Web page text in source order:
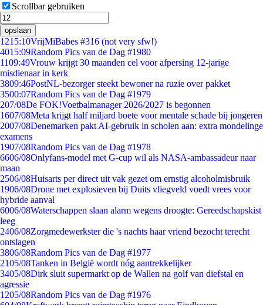
Scrollbar gebruiken
opslaan
1215:10VrijMiBabes #316 (not very sfw!)
4015:09Random Pics van de Dag #1980
1109:49Vrouw krijgt 30 maanden cel voor afpersing 12-jarige
misdienaar in kerk
3809:46PostNL-bezorger steekt bewoner na ruzie over pakket
3500:07Random Pics van de Dag #1979
207/08De FOK!Voetbalmanager 2026/2027 is begonnen
1607/08Meta krijgt half miljard boete voor mentale schade bij jongeren
2007/08Denemarken pakt AI-gebruik in scholen aan: extra mondelinge
examens
1907/08Random Pics van de Dag #1978
6606/08Onlyfans-model met G-cup wil als NASA-ambassadeur naar
maan
2506/08Huisarts per direct uit vak gezet om ernstig alcoholmisbruik
1906/08Drone met explosieven bij Duits vliegveld voedt vrees voor
hybride aanval
6006/08Waterschappen slaan alarm wegens droogte: Gereedschapskist
leeg
2406/08Zorgmedewerkster die 's nachts haar vriend bezocht terecht
ontslagen
3806/08Random Pics van de Dag #1977
2105/08Tanken in België wordt nóg aantrekkelijker
3405/08Dirk sluit supermarkt op de Wallen na golf van diefstal en
agressie
1205/08Random Pics van de Dag #1976